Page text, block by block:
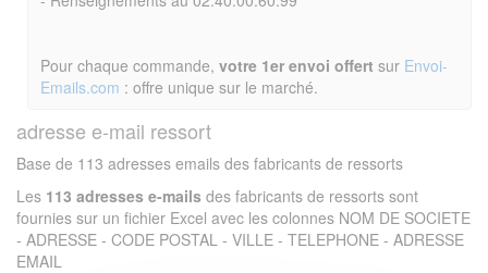
Pour chaque commande, votre 1er envoi offert sur Envoi-
Emails.com : offre unique sur le marché.
adresse e-mail ressort
Base de 113 adresses emails des fabricants de ressorts
Les 113 adresses e-mails des fabricants de ressorts sont
fournies sur un fichier Excel avec les colonnes NOM DE SOCIETE
- ADRESSE - CODE POSTAL - VILLE - TELEPHONE - ADRESSE
EMAIL